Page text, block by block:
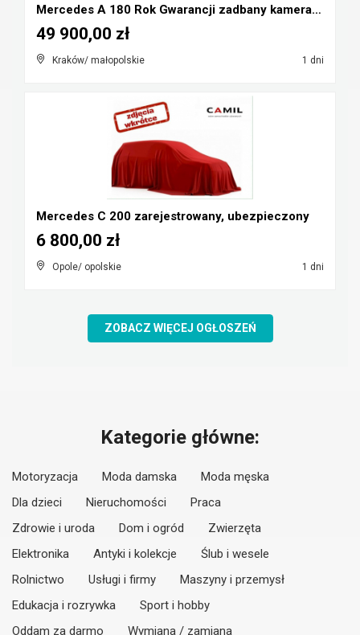
Mercedes A 180 Rok Gwarancji zadbany kamera pdc au...
Kraków/ małopolskie 1 dni
49 900,00 zł
Mercedes C 200 zarejestrowany, ubezpieczony
Opole/ opolskie 1 dni
6 800,00 zł
ZOBACZ WIĘCEJ OGŁOSZEŃ
Kategorie główne:
Motoryzacja Moda damska
Moda męska
Dla dzieci
Nieruchomości
Praca
Zdrowie i uroda
Dom i ogród
Zwierzęta
Elektronika
Antyki i kolekcje
Ślub i wesele
Rolnictwo
Usługi i firmy
Maszyny i przemysł
Edukacja i rozrywka
Sport i hobby
Oddam za darmo
Wymiana / zamiana